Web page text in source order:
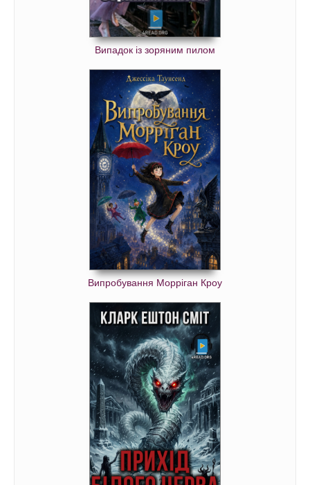
Випадок із зоряним пилом
Випробування Морріган Кроу